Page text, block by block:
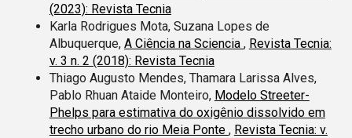
(2023): Revista Tecnia
Karla Rodrigues Mota, Suzana Lopes de
Albuquerque, A Ciência na Sciencia , Revista Tecnia:
v. 3 n. 2 (2018): Revista Tecnia
Thiago Augusto Mendes, Thamara Larissa Alves,
Pablo Rhuan Ataide Monteiro, Modelo Streeter-
Phelps para estimativa do oxigênio dissolvido em
trecho urbano do rio Meia Ponte , Revista Tecnia: v.